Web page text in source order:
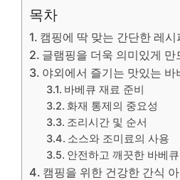
목차
캠핑에 딱 맞는 간단한 레
글램핑을 더욱 의미있게 만
야외에서 즐기는 맛있는 바
바베큐 재료 준비
화재 통제의 중요성
조리시간 및 순서
소스와 조미료의 사용
안전하고 깨끗한 바베
캠핑을 위한 건강한 간식